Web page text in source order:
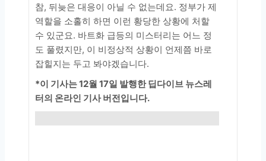
참, 뒤늦은 대응이 아닐 수 없는데요. 정부가 제
역할을 소홀히 하면 이런 황당한 상황에 처할
수 있군요. 바트화 급등의 미스터리는 어느 정
도 풀렸지만, 이 비정상적 상황이 언제쯤 바로
잡힐지는 두고 봐야겠습니다.
*이 기사는 12월 17일 발행한 딥다이브 뉴스레
터의 온라인 기사 버전입니다.